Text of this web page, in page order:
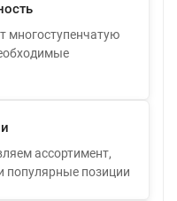
многоступенчатую
ассортимент,
популярные позиции